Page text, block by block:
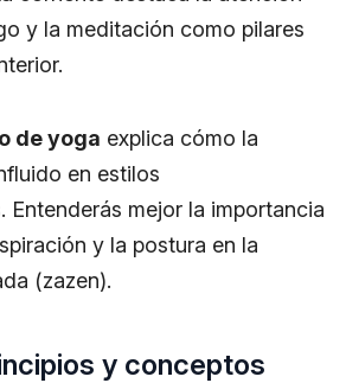
y la meditación como pilares
de yoga explica cómo la
en estilos
Entenderás mejor la importancia
y la postura en la
(zazen).
y conceptos